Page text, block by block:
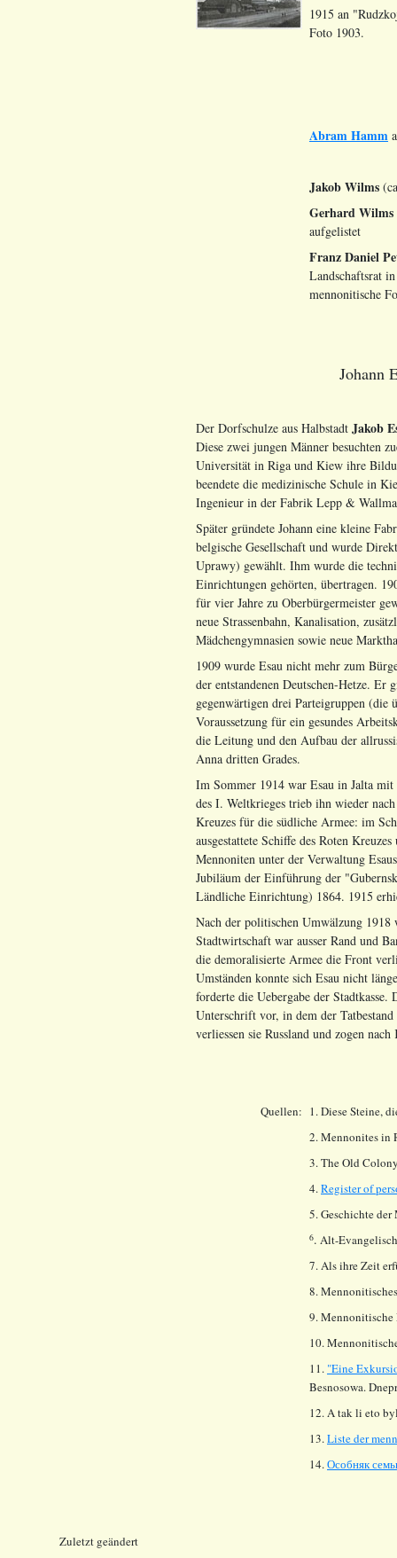
1915 an
Foto 1903.
Abram Hamm
Jakob Wilms
Gerhard Wilms
aufgelistet
Franz Daniel
Landschaftsrat
mennonitische
Johann
Der Dorfschulze aus Halbstadt Jakob
Diese zwei jungen Männer besuchten
Universität in Riga und Kiew ihre
beendete die medizinische Schule in
Ingenieur in der Fabrik Lepp &
Später gründete Johann eine kleine
belgische Gesellschaft und wurde
Uprawy) gewählt. Ihm wurde die
Einrichtungen gehörten, übertragen.
für vier Jahre zu Oberbürgermeister
neue Strassenbahn, Kanalisation,
Mädchengymnasien sowie neue
1909 wurde Esau nicht mehr zum
der entstandenen Deutschen-Hetze.
gegenwärtigen drei Parteigruppen (die
Voraussetzung für ein gesundes
die Leitung und den Aufbau der
Anna dritten Grades.
Im Sommer 1914 war Esau in Jalta
des I. Weltkrieges trieb ihn wieder
Kreuzes für die südliche Armee: im
ausgestattete Schiffe des Roten
Mennoniten unter der Verwaltung
Jubiläum der Einführung der
Ländliche Einrichtung) 1864. 1915
Nach der politischen Umwälzung 1918
Stadtwirtschaft war ausser Rand und
die demoralisierte Armee die Front
Umständen konnte sich Esau nicht
forderte die Uebergabe der
Unterschrift vor, in dem der
verliessen sie Russland und zogen
Quellen: 1. Diese Steine,
2. Mennonites in
3. The Old
4.Register of
5. Geschichte
6. Alt-
7. Als ihre Zeit
8.
9. Mennonitische
10.
11. "Eine
Besnosowa.
12. A tak li eto
13.Liste der
14.Особняк
Zuletzt geändert